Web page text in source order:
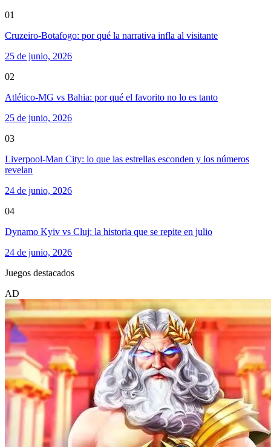
01
Cruzeiro-Botafogo: por qué la narrativa infla al visitante
25 de junio, 2026
02
Atlético-MG vs Bahia: por qué el favorito no lo es tanto
25 de junio, 2026
03
Liverpool-Man City: lo que las estrellas esconden y los números
revelan
24 de junio, 2026
04
Dynamo Kyiv vs Cluj: la historia que se repite en julio
24 de junio, 2026
Juegos destacados
AD